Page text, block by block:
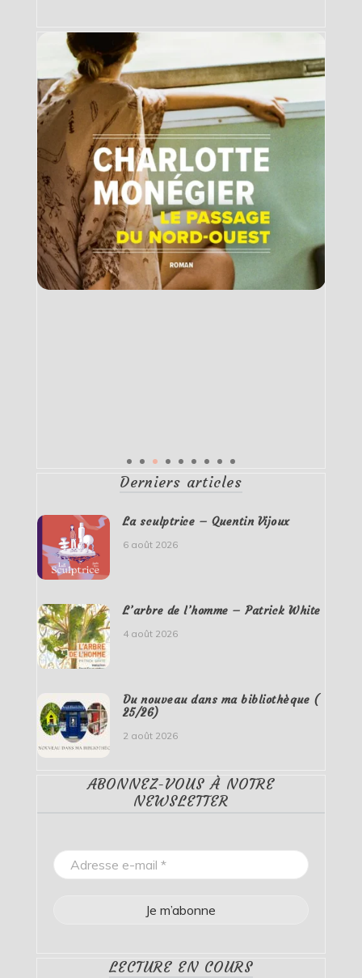
Derniers articles
La sculptrice – Quentin Vijoux
6 août 2026
L’arbre de l’homme – Patrick White
4 août 2026
Du nouveau dans ma bibliothèque (
25/26)
2 août 2026
ABONNEZ-VOUS À NOTRE
NEWSLETTER
LECTURE EN COURS